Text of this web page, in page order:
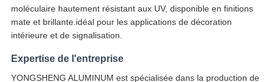
moléculaire hautement résistant aux UV, disponible en finitions
mate et brillante.idéal pour les applications de décoration
intérieure et de signalisation.
Expertise de l'entreprise
YONGSHENG ALUMINUM est spécialisée dans la production de